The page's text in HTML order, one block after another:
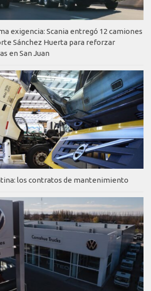
exigencia: Scania entregó 12 camiones
Sánchez Huerta para reforzar
en San Juan
los contratos de mantenimiento